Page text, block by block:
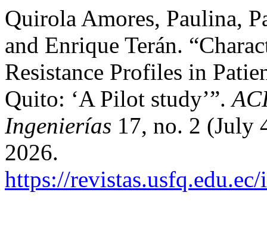
Quirola Amores, Paulina,
and Enrique Terán.
Resistance Profiles in
Quito: ‘A Pilot study’”.
Ingenierías 17, no. 2 (July
2026.
https://